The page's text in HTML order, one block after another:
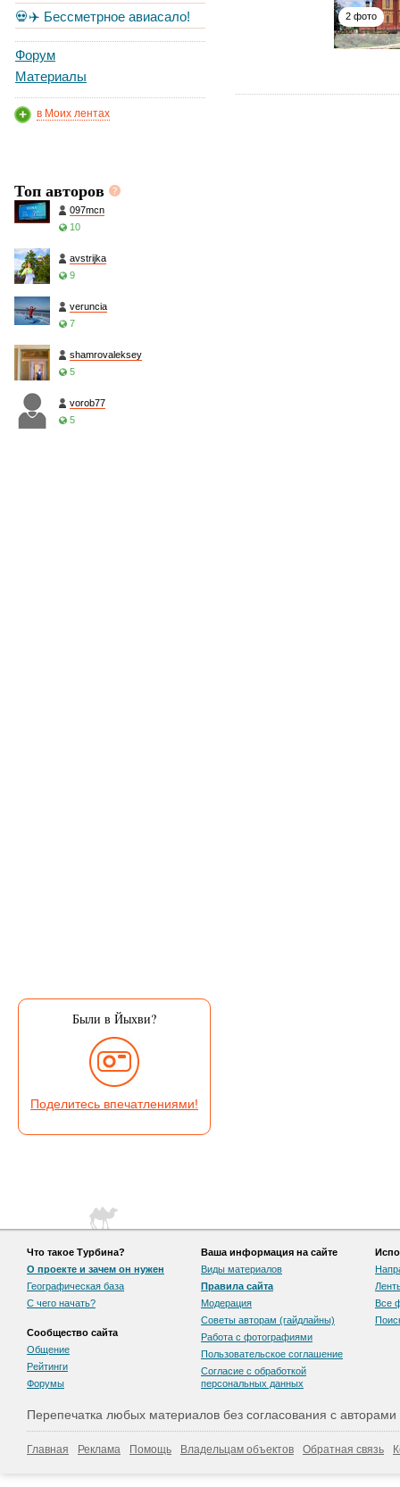
💀✈️ Бессметрное авиасало!
Форум
Материалы
в Моих лентах
Топ авторов
097mcn
10
avstrijka
9
veruncia
7
shamrovaleksey
5
vorob77
5
Были в Йыхви?
Поделитесь впечатлениями!
2 фото
Что такое Турбина?
О проекте и зачем он нужен
Географическая база
С чего начать?
Сообщество сайта
Общение
Рейтинги
Форумы
Ваша информация на сайте
Виды материалов
Правила сайта
Модерация
Советы авторам (гайдлайны)
Работа с фотографиями
Пользовательскоe соглашение
Согласие с обработкой
персональных данных
Все
Перепечатка любых материалов без согласования с
Главная Реклама Помощь Владельцам объектов Обратная связь